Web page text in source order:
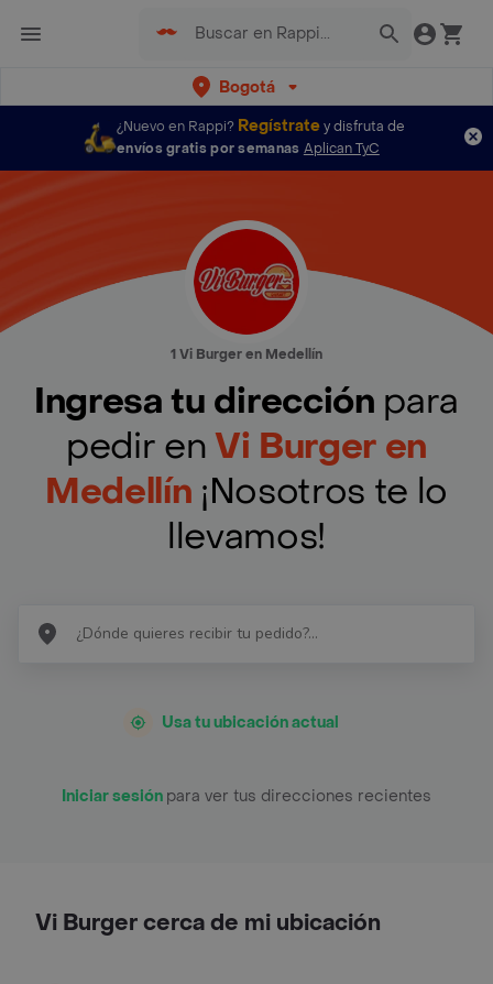
Bogotá
¿Nuevo en Rappi? Regístratey disfruta de
envíos gratis por semanas Aplican TyC
1 Vi Burger en Medellín
Ingresa tu dirección para
pedir enVi Burger en
Medellín ¡Nosotros te lo
llevamos!
Usa tu ubicación actual
Iniciar sesión para ver tus direcciones recientes
Vi Burger cerca de mi ubicación